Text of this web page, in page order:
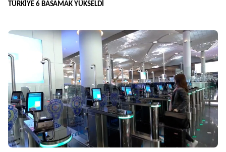
TÜRKİYE 6 BASAMAK YÜKSELDİ